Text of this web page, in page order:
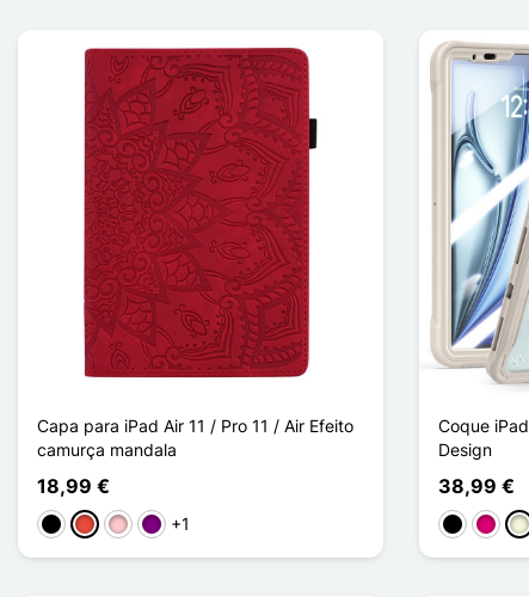
Capa para iPad Air 11 / Pro 11 / Air Efeito
camurça mandala
18,99 €
PretoVermelho
RosaPúrpura
+1
Coque
Design
38,99 €
Preto